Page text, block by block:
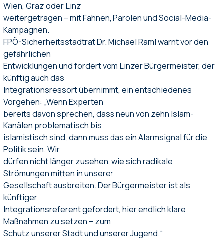
Wien, Graz oder Linz
weitergetragen – mit Fahnen, Parolen und Social-Media-
Kampagnen.
FPÖ-Sicherheitsstadtrat Dr. Michael Raml warnt vor den
gefährlichen
Entwicklungen und fordert vom Linzer Bürgermeister, der
künftig auch das
Integrationsressort übernimmt, ein entschiedenes
Vorgehen: „Wenn Experten
bereits davon sprechen, dass neun von zehn Islam-
Kanälen problematisch bis
islamistisch sind, dann muss das ein Alarmsignal für die
Politik sein. Wir
dürfen nicht länger zusehen, wie sich radikale
Strömungen mitten in unserer
Gesellschaft ausbreiten. Der Bürgermeister ist als
künftiger
Integrationsreferent gefordert, hier endlich klare
Maßnahmen zu setzen – zum
Schutz unserer Stadt und unserer Jugend.“